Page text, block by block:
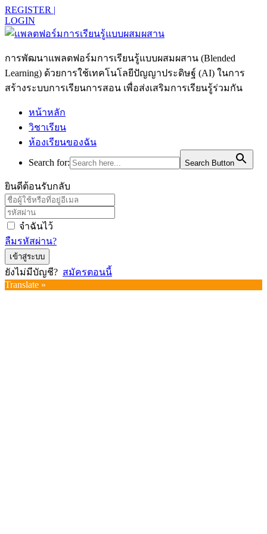
REGISTER |
LOGIN
การพัฒนาแพลตฟอร์มการเรียนรู้แบบผสมผสาน (Blended
Learning) ด้วยการใช้เทคโนโลยีปัญญาประดิษฐ์ (AI) ในการ
สร้างระบบการเรียนการสอน เพื่อส่งเสริมการเรียนรู้ร่วมกัน
หน้าหลัก
วิชาเรียน
ห้องเรียนของฉัน
Search for:
Search Button
ยินดีต้อนรับกลับ
จำฉันไว้
ลืมรหัสผ่าน?
เข้าสู่ระบบ
ยังไม่มีบัญชี? สมัครตอนนี้
Translate »